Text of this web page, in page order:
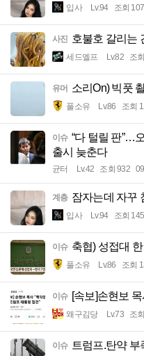
입사 Lv.94 조회
사진 호불호 갈리는
세드엘프 Lv.82 조
유머 소리On) 빅풋
풀소유 Lv.86 조회
이슈 “다 털릴 판”…
출시 늦춘다
균터 Lv.42 조회 932
계층 잠자는데 자꾸
입사 Lv.94 조회
이슈 축협) 성접대
풀소유 Lv.86 조회
이슈 [속보]손현보
왜구김당 Lv.73 조
이슈 트럼프.탄약 부